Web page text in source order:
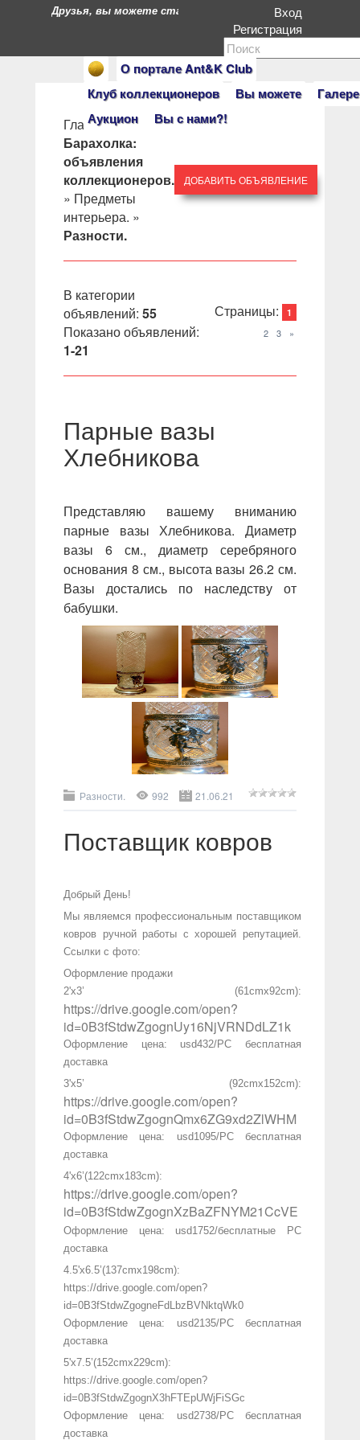
О портале Ant&K Club
Клуб коллекционеров
Вы можете
Аукцион
Вы с нами?!
Друзья, вы можете стать героями нашего портала.
Вход
Регистрация
Главная»
Барахолка:
объявления
коллекционеров.
» Предметы
интерьера. »
Разности.
ДОБАВИТЬ ОБЪЯВЛЕНИЕ
В категории
объявлений: 55
Показано объявлений:
1-21
Страницы: 1
2 3 »
Парные вазы
Хлебникова
Представляю вашему вниманию
парные вазы Хлебникова. Диаметр
вазы 6 см., диаметр серебряного
основания 8 см., высота вазы 26.2 см.
Вазы достались по наследству от
бабушки.
Разности. 992 21.06.21
Поставщик ковров
Добрый День!
Мы являемся профессиональным поставщиком
ковров ручной работы с хорошей репутацией.
Ссылки с фото:
Оформление продажи
2'x3’ (61cmx92cm):
https://drive.google.com/open?
id=0B3fStdwZgognUy16NjVRNDdLZ1k
Оформление цена: usd432/PC бесплатная
доставка
3'х5’ (92cmx152cm):
https://drive.google.com/open?
id=0B3fStdwZgognQmx6ZG9xd2ZlWHM
Оформление цена: usd1095/PC бесплатная
доставка
4'x6’(122cmx183cm):
https://drive.google.com/open?
id=0B3fStdwZgognXzBaZFNYM21CcVE
Оформление цена: usd1752/бесплатные PC
доставка
4.5'x6.5’(137cmx198cm):
https://drive.google.com/open?
id=0B3fStdwZgogneFdLbzBVNktqWk0
Оформление цена: usd2135/PC бесплатная
доставка
5'x7.5’(152cmx229cm):
https://drive.google.com/open?
id=0B3fStdwZgognX3hFTEpUWjFiSGc
Оформление цена: usd2738/PC бесплатная
доставка